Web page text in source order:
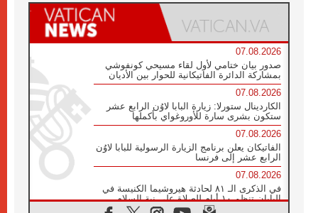
07.08.2026
صدور بيان ختامي لأول لقاء مسيحي كونفوشي
بمشاركة الدائرة الفاتيكانية للحوار بين الأديان
07.08.2026
الكاردينال ستورلا: زيارة البابا لاوُن الرابع عشر
ستكون بشرى سارة للأوروغواي بأكملها
07.08.2026
الفاتيكان يعلن برنامج الزيارة الرسولية للبابا لاوُن
الرابع عشر إلى فرنسا
07.08.2026
في الذكرى الـ ٨١ لحادثة هيروشيما الكنيسة في
اليابان تنظم ١٠ أيام للصلاة على نية السلام